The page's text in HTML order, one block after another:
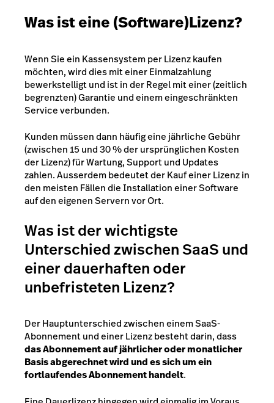
Was ist eine (Software)Lizenz?
Wenn Sie ein Kassensystem per Lizenz kaufen
möchten, wird dies mit einer Einmalzahlung
bewerkstelligt und ist in der Regel mit einer (zeitlich
begrenzten) Garantie und einem eingeschränkten
Service verbunden.
Kunden müssen dann häufig eine jährliche Gebühr
(zwischen 15 und 30 % der ursprünglichen Kosten
der Lizenz) für Wartung, Support und Updates
zahlen. Ausserdem bedeutet der Kauf einer Lizenz in
den meisten Fällen die Installation einer Software
auf den eigenen Servern vor Ort.
Was ist der wichtigste
Unterschied zwischen SaaS und
einer dauerhaften oder
unbefristeten Lizenz?
Der Hauptunterschied zwischen einem SaaS-
Abonnement und einer Lizenz besteht darin, dass
das Abonnement auf jährlicher oder monatlicher
Basis abgerechnet wird und es sich um ein
fortlaufendes Abonnement handelt.